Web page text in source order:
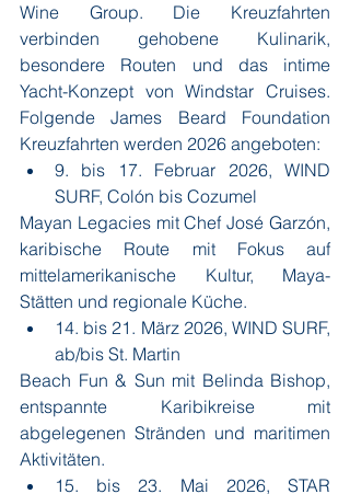
Wine Group. Die Kreuzfahrten
verbinden gehobene Kulinarik,
besondere Routen und das intime
Yacht-Konzept von Windstar Cruises.
Folgende James Beard Foundation
Kreuzfahrten werden 2026 angeboten:
9. bis 17. Februar 2026, WIND
SURF, Colón bis Cozumel
Mayan Legacies mit Chef José Garzón,
karibische Route mit Fokus auf
mittelamerikanische Kultur, Maya-
Stätten und regionale Küche.
14. bis 21. März 2026, WIND SURF,
ab/bis St. Martin
Beach Fun & Sun mit Belinda Bishop,
entspannte Karibikreise mit
abgelegenen Stränden und maritimen
Aktivitäten.
15. bis 23. Mai 2026, STAR